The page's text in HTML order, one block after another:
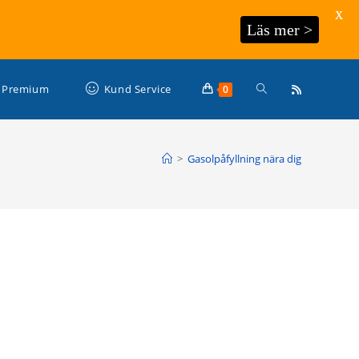
Premium Kund Service 0 Slå
> Gasolpåfyllning nära dig
Läs mer >
X